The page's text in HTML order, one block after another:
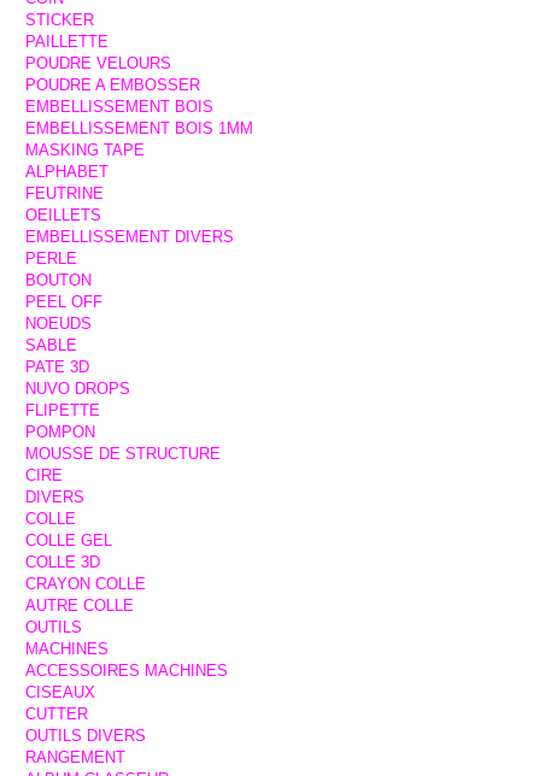
STICKER
PAILLETTE
POUDRE VELOURS
POUDRE A EMBOSSER
EMBELLISSEMENT BOIS
EMBELLISSEMENT BOIS 1MM
MASKING TAPE
ALPHABET
FEUTRINE
OEILLETS
EMBELLISSEMENT DIVERS
PERLE
BOUTON
PEEL OFF
NOEUDS
SABLE
PATE 3D
NUVO DROPS
FLIPETTE
POMPON
MOUSSE DE STRUCTURE
CIRE
DIVERS
COLLE
COLLE GEL
COLLE 3D
CRAYON COLLE
AUTRE COLLE
OUTILS
MACHINES
ACCESSOIRES MACHINES
CISEAUX
CUTTER
OUTILS DIVERS
RANGEMENT